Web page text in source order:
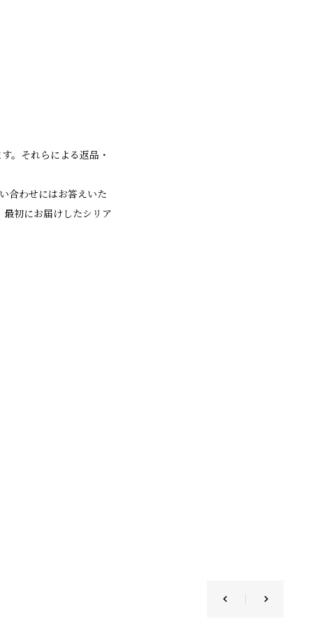
。それらによる返品・
合わせにはお答えいた
初にお届けしたシリア